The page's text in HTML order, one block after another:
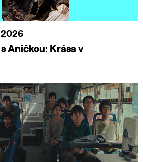
2026
Aničkou: Krása v